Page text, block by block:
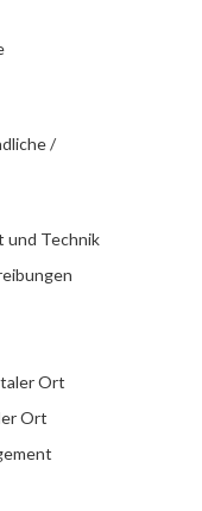
/
und Technik
Ort
Ort